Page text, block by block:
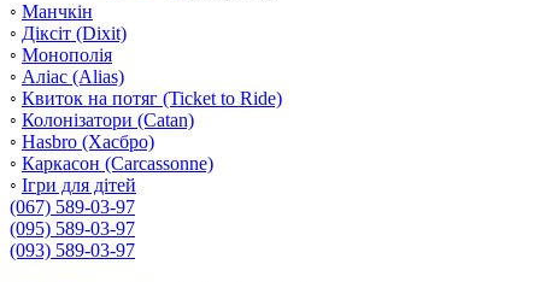
◦ Манчкін
◦ Діксіт (Dixit)
◦ Монополія
◦ Аліас (Alias)
◦ Квиток на потяг (Ticket to Ride)
◦ Колонізатори (Catan)
◦ Hasbro (Хасбро)
◦ Каркасон (Carcassonne)
◦ Ігри для дітей
(067) 589-03-97
(095) 589-03-97
(093) 589-03-97